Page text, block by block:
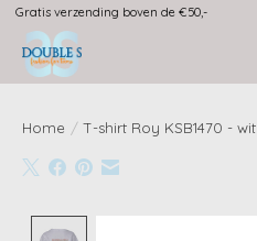
Gratis verzending boven de €50,-
Home / T-shirt Roy KSB1470 - wit